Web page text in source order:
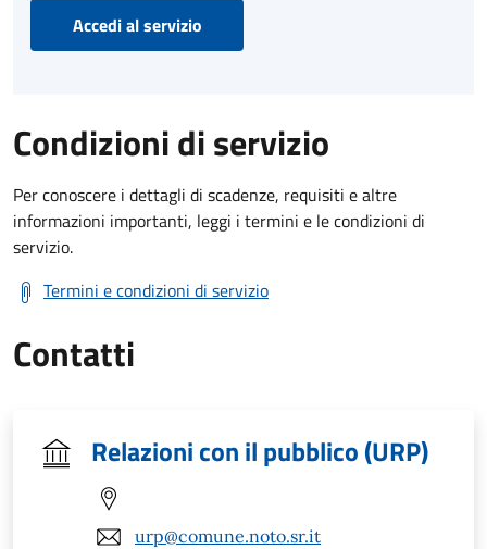
Accedi al servizio
Condizioni di servizio
Per conoscere i dettagli di scadenze, requisiti e altre
informazioni importanti, leggi i termini e le condizioni di
servizio.
Termini e condizioni di servizio
Contatti
Relazioni con il pubblico (URP)
urp@comune.noto.sr.it